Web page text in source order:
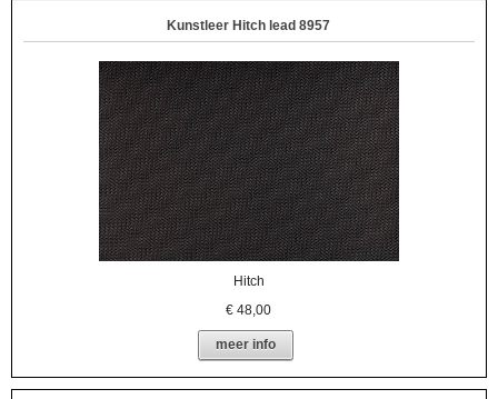
Kunstleer Hitch lead 8957
Hitch
€48,00
meer info